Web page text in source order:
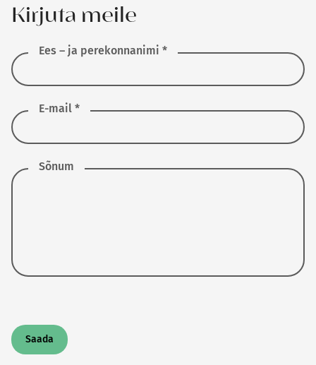
Kirjuta meile
Ees – ja perekonnanimi *
E-mail *
Sõnum